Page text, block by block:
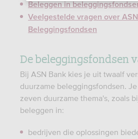
Beleggen in
Veelgestelde vragen over ASN
Beleggingsfondsen
De beleggingsfondsen
Bij ASN Bank kies je uit twaalf
duurzame beleggingsfondsen.
zeven duurzame thema's, zoals
beleggen in:
bedrijven die oplossingen